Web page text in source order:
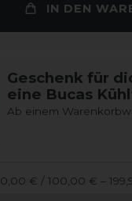
IN DEN
Geschenk für
eine Bucas
Ab einem
0,00 € / 100,00 € –